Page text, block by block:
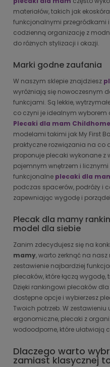
materiałów, takich jak
funkcjonalnymi przegródkami
codzienną organizację z
do różnych stylizacji i okazji.
Marki godne zaufania
W naszym sklepie znajdziesz
wyróżniają się nowoczesnym
funkcjami. Są lekkie,
co czyni je idealnym
Plecaki dla mam Childhome
modelami takimi jak My First
praktyczne rozwiązania na co
proponuje plecaki wykonane z
pojemnym wnętrzem i licznymi
funkcjonalne plecaki dla
podczas spacerów, podróży i
zapewniając wygodę i
Plecak dla mamy
model dla siebie
Zanim zdecydujesz się na
mamy, warto zerknąć na
zestawienie najbardziej
plecaków, które łączą
Dzięki rankingowi plecaków
dostępne opcje i wybierzesz
Twoich potrzeb. W
ergonomiczne, plecaki z
wodoodporne, które ułatwiają
Dlaczego warto
zamiast klasycznej